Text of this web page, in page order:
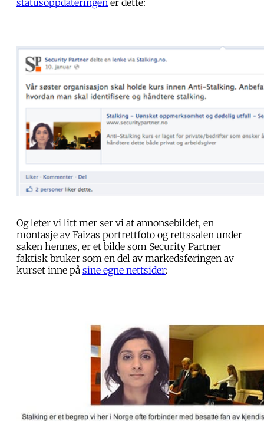
statusoppdateringen er dette:
Og leter vi litt mer ser vi at annonsebildet, en
montasje av Faizas portrettfoto og rettssalen under
saken hennes, er et bilde som Security Partner
faktisk bruker som en del av markedsføringen av
kurset inne på sine egne nettsider: